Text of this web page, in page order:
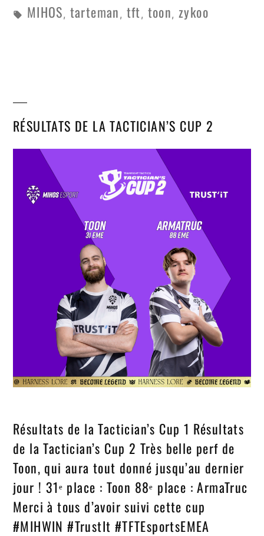
MIHOS, tarteman , tft, toon,zykoo
RÉSULTATS DE LA TACTICIAN’S CUP 2
Résultats de la Tactician’s Cup 1 Résultats
de la Tactician’s Cup 2 Très belle perf de
Toon, qui aura tout donné jusqu’au dernier
jour ! 31ᵉ place : Toon 88ᵉ place : ArmaTruc
Merci à tous d’avoir suivi cette cup
#MIHWIN #TrustIt #TFTEsportsEMEA